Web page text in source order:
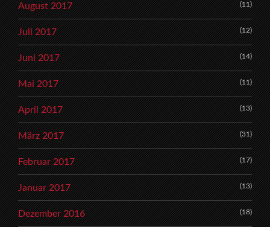
August 2017 (11)
Juli 2017 (12)
Juni 2017 (14)
Mai 2017 (11)
April 2017 (13)
März 2017 (31)
Februar 2017 (17)
Januar 2017 (13)
Dezember 2016 (18)